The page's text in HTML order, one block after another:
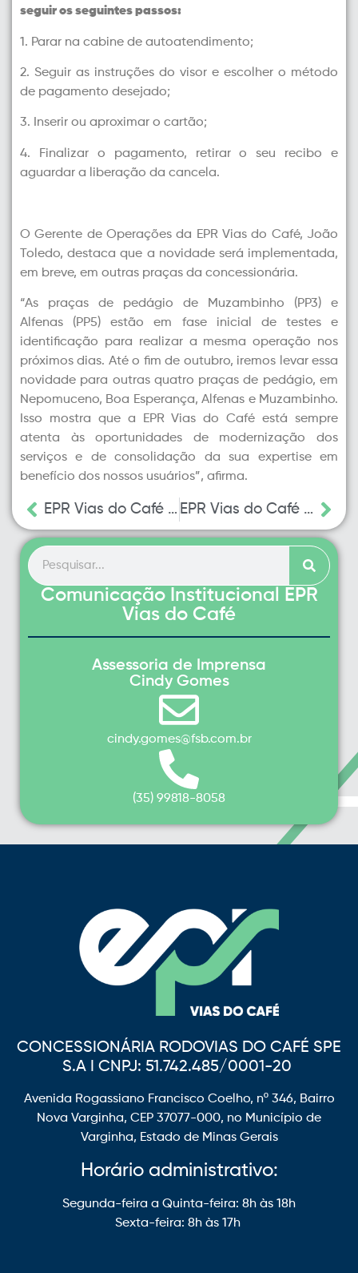
Comunicação Institucional EPR
Vias do Café
Assessoria de Imprensa
Cindy Gomes
cindy.gomes@fsb.com.br
(35) 99818-8058
seguir os seguintes passos:
1. Parar na cabine de autoatendimento;
2. Seguir as instruções do visor e escolher o método
de pagamento desejado;
3. Inserir ou aproximar o cartão;
4. Finalizar o pagamento, retirar o seu recibo e
aguardar a liberação da cancela.
O Gerente de Operações da EPR Vias do Café, João
Toledo, destaca que a novidade será implementada,
em breve, em outras praças da concessionária.
“As praças de pedágio de Muzambinho (PP3) e
Alfenas (PP5) estão em fase inicial de testes e
identificação para realizar a mesma operação nos
próximos dias. Até o fim de outubro, iremos levar essa
novidade para outras quatro praças de pedágio, em
Nepomuceno, Boa Esperança, Alfenas e Muzambinho.
Isso mostra que a EPR Vias do Café está sempre
atenta às oportunidades de modernização dos
serviços e de consolidação da sua expertise em
benefício dos nossos usuários”, afirma.
EPR Vias do Café programa 15 frentes de melhorias viárias para proporcionar mais segurança aos usuários EPR Vias do Café prepara operação especial para romaria do Beato Padre Victor
CONCESSIONÁRIA RODOVIAS DO CAFÉ SPE
S.A I CNPJ: 51.742.485/0001-20
Avenida Rogassiano Francisco Coelho, nº 346, Bairro
Nova Varginha, CEP 37077-000, no Município de
Varginha, Estado de Minas Gerais
Horário administrativo:
Segunda-feira a Quinta-feira: 8h às 18h
Sexta-feira: 8h às 17h